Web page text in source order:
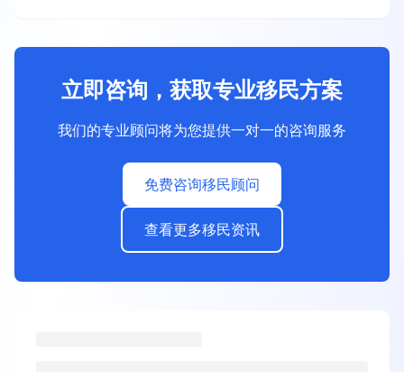
立即咨询，获取专业移民方案
我们的专业顾问将为您提供一对一的咨询服务
免费咨询移民顾问
查看更多移民资讯